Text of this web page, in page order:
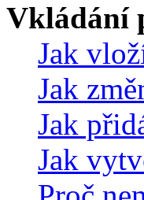
Vkládání
Jak
Jak
Jak
Jak